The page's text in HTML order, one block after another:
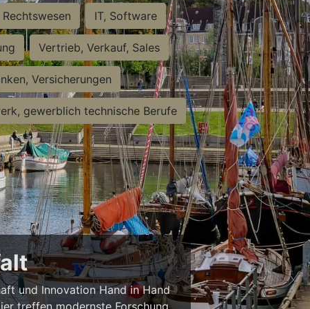
Rechtswesen IT, Software
Vertrieb, Verkauf, Sales
Versicherungen
gewerblich technische Berufe
und Innovation Hand in Hand